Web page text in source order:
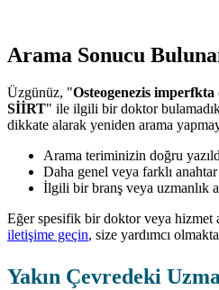
Arama Sonucu
Üzgünüz, "Osteogenezis imperfkta
SİİRT" ile ilgili bir doktor
dikkate alarak yeniden arama
Arama teriminizin doğru
Daha genel veya farklı
İlgili bir branş veya uzmanlık
Eğer spesifik bir doktor veya hizmet
iletişime geçin, size yardımcı
Yakın Çevredeki